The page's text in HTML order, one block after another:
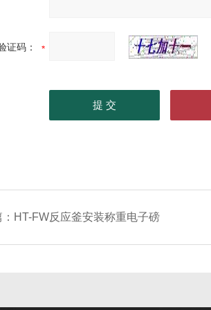
证码：
HT-FW反应釜安装称重电子磅